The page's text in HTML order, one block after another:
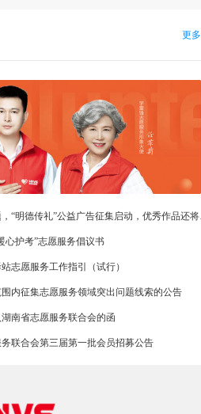
更多
德传礼”公益广告征集启动，优秀作品还将纳入官方作品库
心护考”志愿服务倡议书
志愿服务工作指引（试行）
内征集志愿服务领域突出问题线索的公告
南省志愿服务联合会的函
联合会第三届第一批会员招募公告